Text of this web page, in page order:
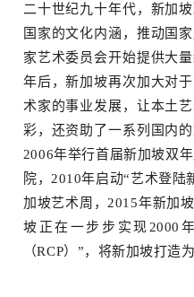
二十世纪九十年代，新加
国家的文化内涵，推动国
家艺术委员会开始提供大
年后，新加坡再次加大对
术家的事业发展，让本土
彩，还资助了一系列国内
2006年举行首届新加坡双
院，2010年启动“艺术登陆
加坡艺术周，2015年新加
坡正在一步步实现2000
（RCP）”，将新加坡打造